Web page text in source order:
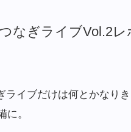
なぎライブVol.2レ
イブだけは何とかなり
。